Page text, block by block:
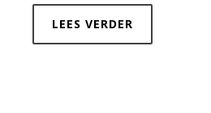
LEES VERDER